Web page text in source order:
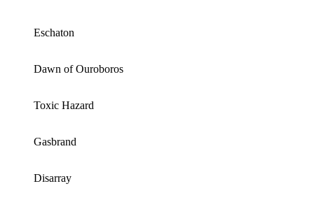
Eschaton
Dawn of Ouroboros
Toxic Hazard
Gasbrand
Disarray